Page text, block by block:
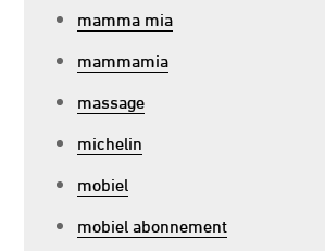
mamma mia
mammamia
massage
michelin
mobiel
mobiel abonnement